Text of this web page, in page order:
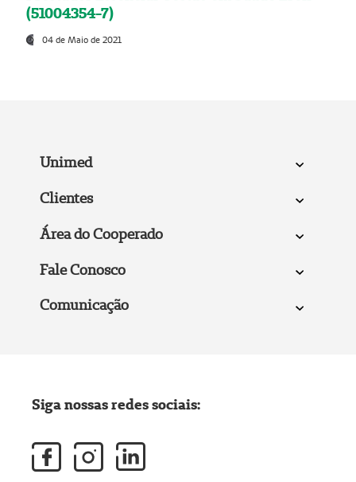
(51004354-7)
04 de Maio de 2021
Unimed
Clientes
Área do Cooperado
Fale Conosco
Comunicação
Siga nossas redes sociais: